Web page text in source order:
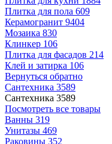
Плитка для пола 609
Керамогранит 9404
Мозаика 830
Клинкер 106
Плитка для фасадов 214
Клей и затирка 106
Вернуться обратно
Сантехника 3589
Сантехника 3589
Посмотреть все товары
Ванны 319
Унитазы 469
Раковины 352